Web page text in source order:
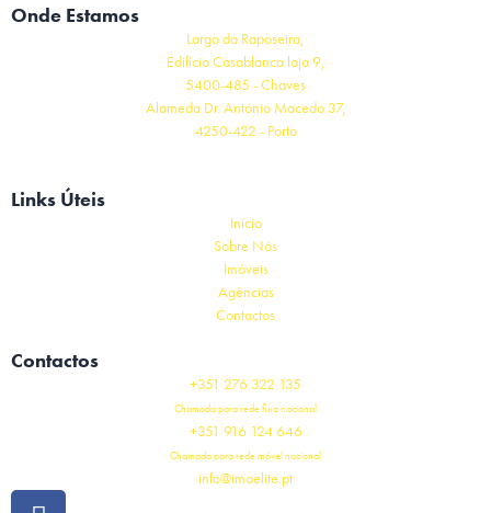
Onde Estamos
Largo da Raposeira,
Edifício Casablanca loja 9,
5400-485 - Chaves
Alameda Dr. António Macedo 37,
4250-422 - Porto
Links Úteis
Início
Sobre Nós
Imóveis
Agências
Contactos
Contactos
+351 276 322 135
Chamada para rede fixa nacional
+351 916 124 646
Chamada para rede móvel nacional
info@imoelite.pt